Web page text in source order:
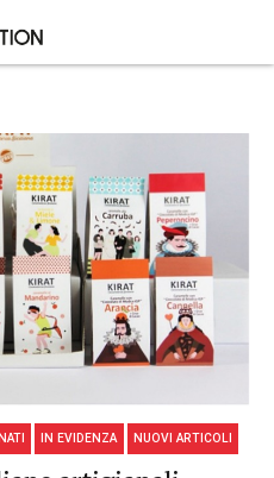
IN EVIDENZA NUOVI ARTICOLI